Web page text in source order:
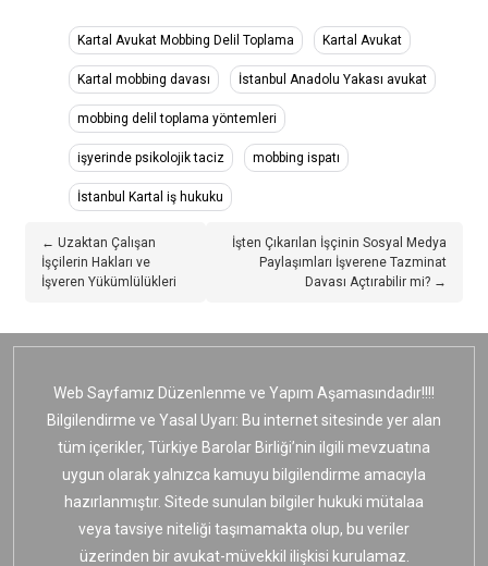
Kartal Avukat Mobbing Delil Toplama Kartal Avukat
Kartal mobbing davası İstanbul Anadolu Yakası avukat
mobbing delil toplama yöntemleri
işyerinde psikolojik taciz mobbing ispatı
İstanbul Kartal iş hukuku
← Uzaktan Çalışan
İşçilerin Hakları ve
İşveren Yükümlülükleri
İşten Çıkarılan İşçinin Sosyal Medya
Paylaşımları İşverene Tazminat
Davası Açtırabilir mi? →
Web Sayfamız Düzenlenme ve Yapım Aşamasındadır!!!!
Bilgilendirme ve Yasal Uyarı: Bu internet sitesinde yer alan
tüm içerikler, Türkiye Barolar Birliği’nin ilgili mevzuatına
uygun olarak yalnızca kamuyu bilgilendirme amacıyla
hazırlanmıştır. Sitede sunulan bilgiler hukuki mütalaa
veya tavsiye niteliği taşımamakta olup, bu veriler
üzerinden bir avukat-müvekkil ilişkisi kurulamaz.